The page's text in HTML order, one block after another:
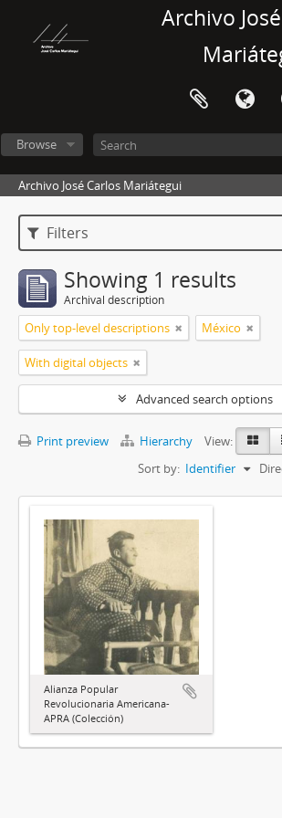
Archivo
Browse
Archivo José Carlos Mariátegui
Filters
Showing 1 results
Archival description
Only top-level descriptions México
With digital objects
Advanced search options
Print preview Hierarchy
View:
Sort by: Identifier
Alianza Popular
Revolucionaria Americana-
APRA (Colección)